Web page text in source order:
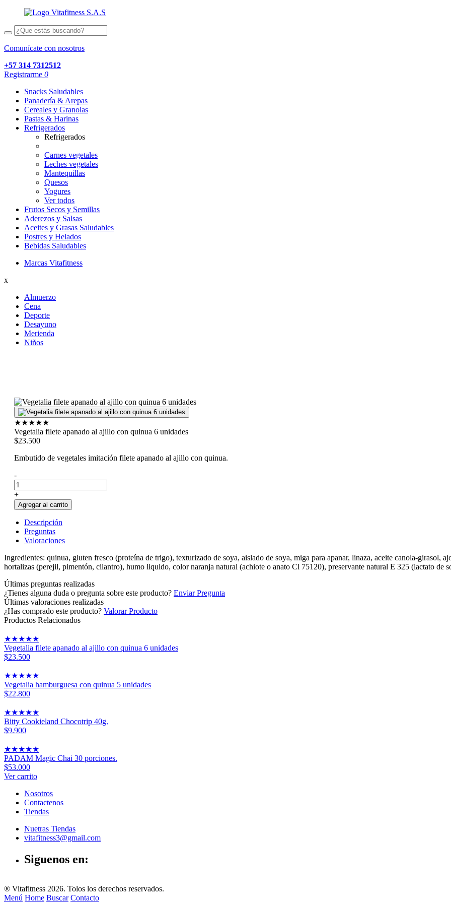
Comunícate con nosotros
+57 314 7312512
Registrarme 0
Snacks Saludables
Panadería & Arepas
Cereales y Granolas
Pastas & Harinas
Refrigerados
Refrigerados
Carnes vegetales
Leches vegetales
Mantequillas
Quesos
Yogures
Ver todos
Frutos Secos y Semillas
Aderezos y Salsas
Aceites y Grasas Saludables
Postres y Helados
Bebidas Saludables
Marcas Vitafitness
x
Almuerzo
Cena
Deporte
Desayuno
Merienda
Niños
★★★★★
Vegetalia filete apanado al ajillo con quinua 6 unidades
$23.500
Embutido de vegetales imitación filete apanado al ajillo con quinua.
-
+
Agregar al carrito
Descripción
Preguntas
Valoraciones
Ingredientes: quinua, gluten fresco (proteína de trigo), texturizado de soya, aislado de soya, miga para apanar, linaza, aceite canola-girasol,
hortalizas (perejil, pimentón, cilantro), humo liquido, color naranja natural (achiote o anato Cl 75120), preservante natural E 325 (lactato de
Últimas preguntas realizadas
¿Tienes alguna duda o pregunta sobre este producto? Enviar Pregunta
Últimas valoraciones realizadas
¿Has comprado este producto? Valorar Producto
Productos Relacionados
★★★★★
Vegetalia filete apanado al ajillo con quinua 6 unidades
$23.500
★★★★★
Vegetalia hamburguesa con quinua 5 unidades
$22.800
★★★★★
Bitty Cookieland Chocotrip 40g.
$9.900
★★★★★
PADAM Magic Chai 30 porciones.
$53.000
Ver carrito
Nosotros
Contactenos
Tiendas
Nuetras Tiendas
vitafitness3@gmail.com
Siguenos en:
® Vitafitness 2026. Tolos los derechos reservados.
Menú Home Buscar Contacto